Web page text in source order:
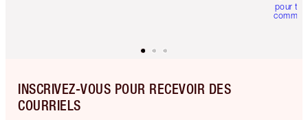
pour
INSCRIVEZ-VOUS POUR RECEVOIR DES
COURRIELS